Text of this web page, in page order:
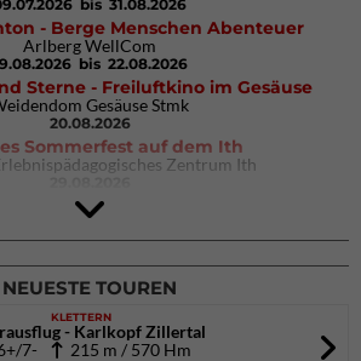
bis 31.08.2026
- Berge Menschen Abenteuer
Arlberg WellCom
bis 22.08.2026
Sterne - Freiluftkino im Gesäuse
Gesäuse Stmk
20.08.2026
Sommerfest auf dem Ith
Zentrum Ith
4Blocs KIDS 2026
München Süd (Thalkirchen)
26.09.2026
NEUESTE TOUREN
KLETTERN
- Karlkopf Zillertal
7-
215 m / 570 Hm